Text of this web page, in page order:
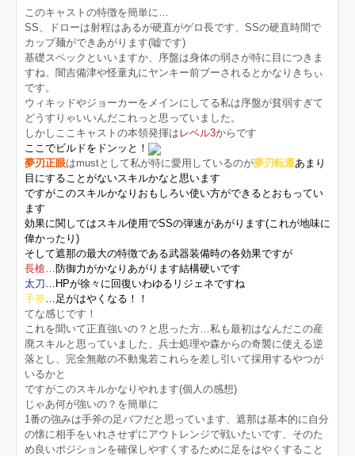
このキャストの特徴を簡単に…
SS、ドローは射程はあるが硬直がゲロ長です、SSの硬直時間で
カップ麺ができあがります(嘘です)
基礎スペックといいますか、序盤は身体の弱さが特に目につきま
すね、闇吉備津や怪童丸にヤンキー前ブーされるとかなりきちぃ
です。
ウィキッドやジョーカーをメインにしてる私は序盤が貧弱すぎて
どうすりゃいいんだこれっと思っていました。
しかしここキャストの本領発揮は レベル3からです
ここでビルドをドンッと！
夢刃正眼はmustとして私が特に愛用しているのが夢刃転遷あまり
目にすることがないスキルかなと思います
ですがこのスキルかなりおもしろい使い方ができるとおもってい
ます
効果に関してはスキル使用でSSの弾速があがります(これが地味に
偉かったり)
そして遮那の最大の特徴である武器装備時の各効果ですが
長槍…防御力がかなりあがります結構硬いです
太刀…HPが徐々に回復いわゆるリジェネですね
手斧…足がはやくなる！！
てな感じです！
これを聞いて正直強いの？と思った方…私も最初はなんだこの産
廃スキルと思っていました、兵士処理や森からの奇襲に使える逆
落とし、完全無敵の不動鬼若これらを差し引いて採用するやつが
いるかと
ですがこのスキルかなりやれます(個人の感想)
じゃあ何が強いの？を簡単に
1番の強みは手斧の足バフだと思っています、遮那は基本的に自分
の懐に相手をいれさせずにアウトレンジで戦いたいです、そのた
め良いポジションを確保しやすくするために足をはやくすること